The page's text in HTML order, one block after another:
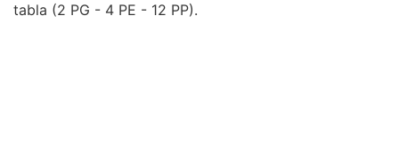
tabla (2 PG - 4 PE - 12 PP).